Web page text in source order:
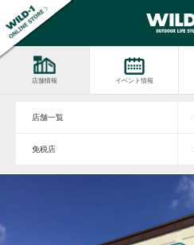
店舗情報 イベント情報
店舗一覧
免税店